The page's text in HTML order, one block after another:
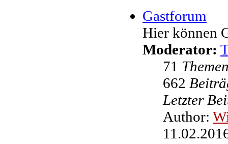
Gastforum
Hier können
Moderator:
71
662
Letzter
Author: